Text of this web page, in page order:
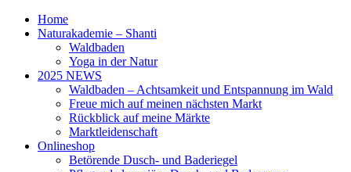
Home
Naturakademie – Shanti
Waldbaden
Yoga in der Natur
2025 NEWS
Waldbaden – Achtsamkeit und Entspannung im Wald
Freue mich auf meinen nächsten Markt
Rückblick auf meine Märkte
Marktleidenschaft
Onlineshop
Betörende Dusch- und Baderiegel